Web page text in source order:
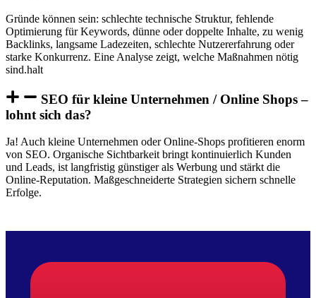
Gründe können sein: schlechte technische Struktur, fehlende
Optimierung für Keywords, dünne oder doppelte Inhalte, zu wenig
Backlinks, langsame Ladezeiten, schlechte Nutzererfahrung oder
starke Konkurrenz. Eine Analyse zeigt, welche Maßnahmen nötig
sind.halt
SEO für kleine Unternehmen / Online Shops –
lohnt sich das?
Ja! Auch kleine Unternehmen oder Online-Shops profitieren enorm
von SEO. Organische Sichtbarkeit bringt kontinuierlich Kunden
und Leads, ist langfristig günstiger als Werbung und stärkt die
Online-Reputation. Maßgeschneiderte Strategien sichern schnelle
Erfolge.